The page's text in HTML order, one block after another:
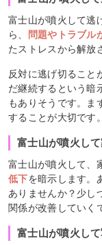
富士山が噴火して逃
ら、 問題やトラブル
たストレスから解放
反対に逃げ切ること
だ継続するという暗
もありそうです。ま
することが大切です。
富士山が噴火し
富士山が噴火して、
低下を暗示します。
ありませんか？少し
関係が改善していく
富士山が噴火して